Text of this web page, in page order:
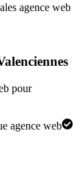
agence web
pour
agence web